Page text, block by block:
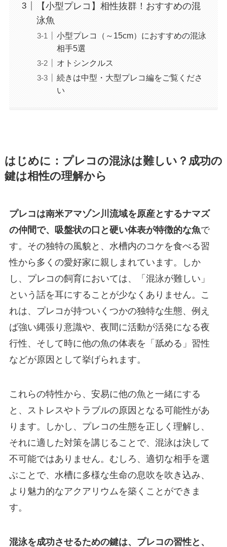
【小型プレコ】相性抜群！おすすめの混
泳魚
小型プレコ（～15cm）におすすめの混泳
相手5選
オトシンクルス
続きは中型・大型プレコ編をご覧くださ
い
はじめに：プレコの混泳は難しい？成功の
鍵は相性の理解から
プレコは南米アマゾン川流域を原産とするナマズ
の仲間で、吸盤状の口と硬い体表が特徴的な魚で
す。その独特の風貌と、水槽内のコケを食べる習
性から多くの愛好家に親しまれています。しか
し、プレコの飼育においては、「混泳が難しい」
という話を耳にすることが少なくありません。こ
れは、プレコが持ついくつかの独特な生態、例え
ば強い縄張り意識や、夜間に活動が活発になる夜
行性、そして時に他の魚の体表を「舐める」習性
などが原因として挙げられます。
これらの特性から、安易に他の魚と一緒にする
と、ストレスやトラブルの原因となる可能性があ
ります。しかし、プレコの生態を正しく理解し、
それに適した対策を講じることで、混泳は決して
不可能ではありません。むしろ、適切な相手を選
ぶことで、水槽に多様な生命の息吹を吹き込み、
より魅力的なアクアリウムを築くことができま
す。
混泳を成功させるための鍵は、プレコの習性と、